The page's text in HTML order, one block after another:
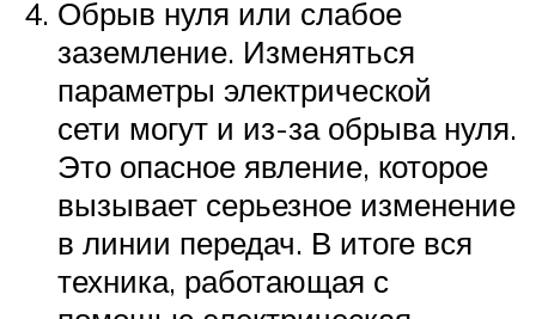
Обрыв нуля или слабое
заземление. Изменяться
параметры электрической
сети могут и из-за обрыва нуля.
Это опасное явление, которое
вызывает серьезное изменение
в линии передач. В итоге вся
техника, работающая с